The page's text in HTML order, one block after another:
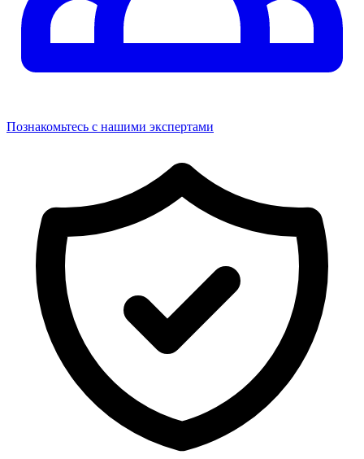
Познакомьтесь с нашими экспертами